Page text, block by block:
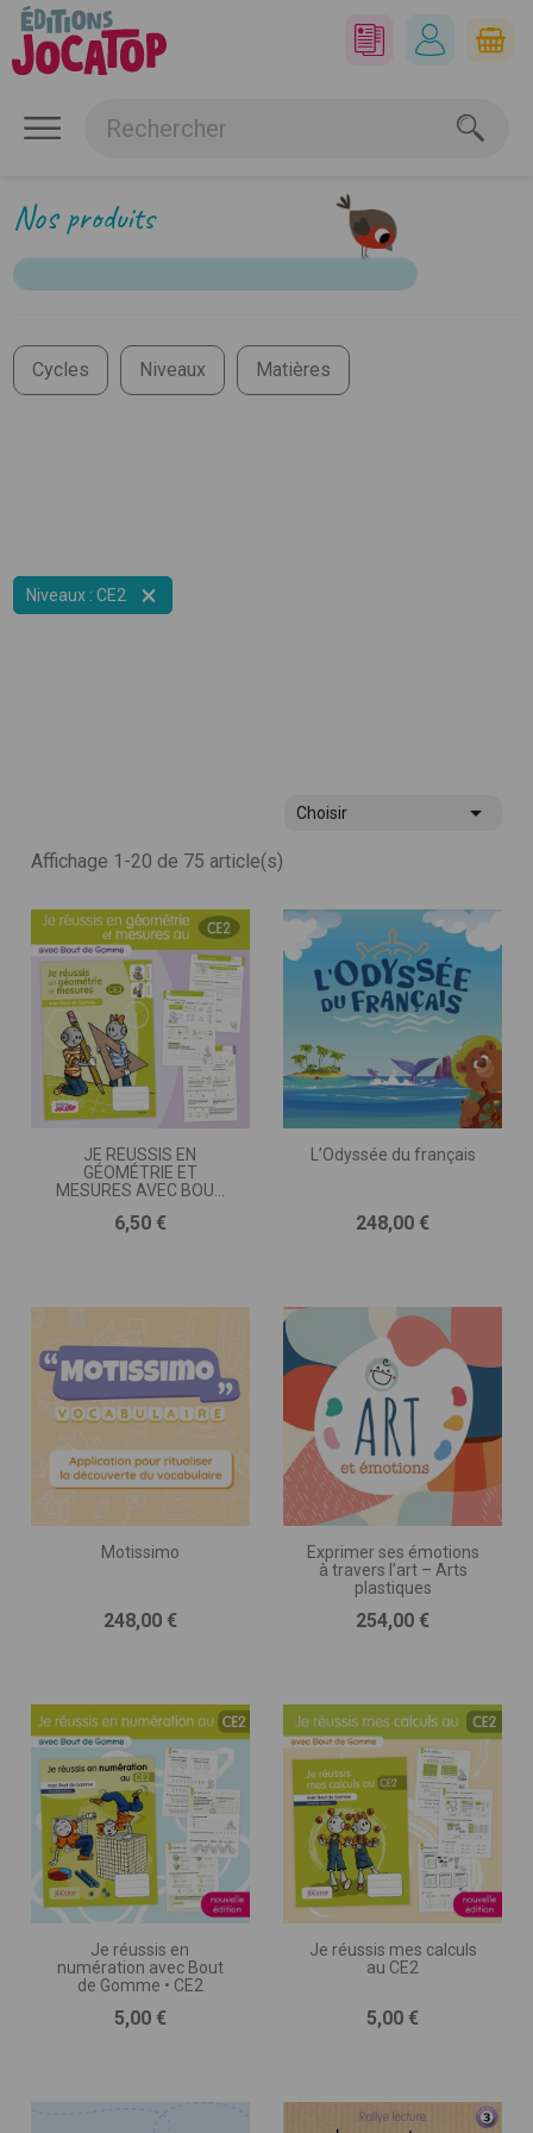
Nos produits
Cycles Niveaux Matières
Niveaux : CE2 
Choisir 
Affichage 1-20 de 75 article(s)
JE RÉUSSIS EN
GÉOMÉTRIE ET
MESURES AVEC BOUT
Prix
6,50 €
L’Odyssée du français
Prix
248,00 €
Motissimo
Prix
248,00 €
Exprimer ses émotions
à travers l’art – Arts
plastiques
Prix
254,00 €
Je réussis en
numération avec Bout
de Gomme • CE2
Prix
5,00 €
Je réussis mes calculs
au CE2
Prix
5,00 €